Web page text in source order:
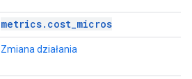
metrics.cost_micros
Zmiana działania